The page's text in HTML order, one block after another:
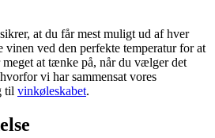
at du får mest muligt ud af hver
vinen ved den perfekte temperatur for at
meget at tænke på, når du vælger det
vi har sammensat vores
til vinkøleskabet.